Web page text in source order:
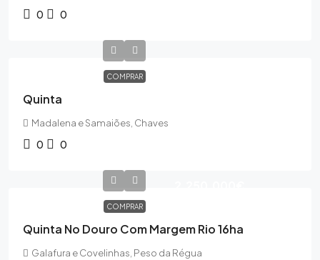
0 0
COMPRAR
Quinta
Madalena e Samaiões, Chaves
0 0
COMPRAR
Quinta No Douro Com Margem Rio 16ha
Galafura e Covelinhas, Peso da Régua